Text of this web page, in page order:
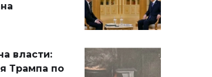
власти:
Трампа по